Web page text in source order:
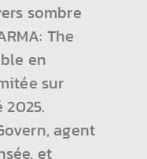
sombre
The
en
sur
2025.
agent
et